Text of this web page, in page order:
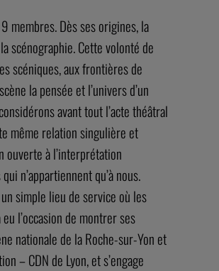
membres. Dès ses origines, la
scénographie. Cette volonté de
scéniques, aux frontières de
la pensée et l’univers d’un
avant tout l’acte théâtral
même relation singulière et
ouverte à l’interprétation
n’appartiennent qu’à nous.
simple lieu de service où les
l’occasion de montrer ses
nationale de la Roche-sur-Yon et
– CDN de Lyon, et s’engage